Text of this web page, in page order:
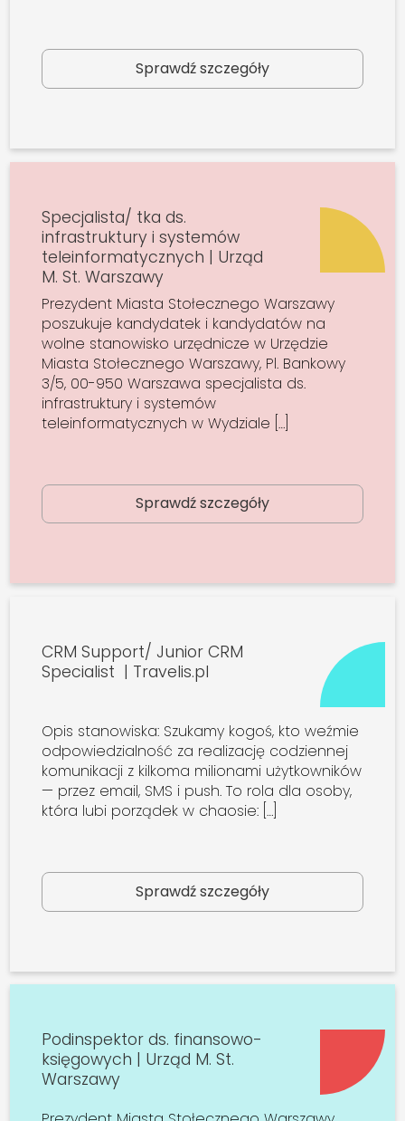
Sprawdź szczegóły
Specjalista/ tka ds.
infrastruktury i systemów
teleinformatycznych | Urząd
M. St. Warszawy
Prezydent Miasta Stołecznego Warszawy
poszukuje kandydatek i kandydatów na
wolne stanowisko urzędnicze w Urzędzie
Miasta Stołecznego Warszawy, Pl. Bankowy
3/5, 00-950 Warszawa specjalista ds.
infrastruktury i systemów
teleinformatycznych w Wydziale […]
Sprawdź szczegóły
CRM Support/ Junior CRM
Specialist | Travelis.pl
Opis stanowiska: Szukamy kogoś, kto weźmie
odpowiedzialność za realizację codziennej
komunikacji z kilkoma milionami użytkowników
— przez email, SMS i push. To rola dla osoby,
która lubi porządek w chaosie: […]
Sprawdź szczegóły
Podinspektor ds. finansowo-
księgowych | Urząd M. St.
Warszawy